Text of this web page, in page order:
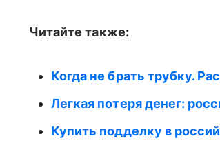
Читайте также:
Когда не брать трубку.
Легкая потеря денег:
Купить подделку в